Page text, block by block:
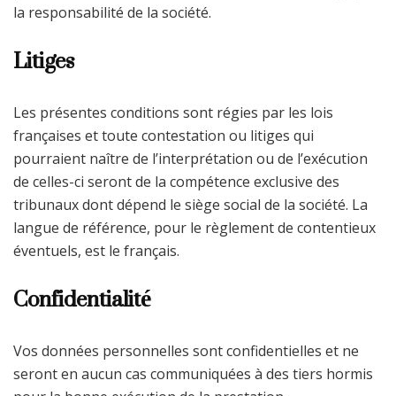
la responsabilité de la société.
Litiges
Les présentes conditions sont régies par les lois
françaises et toute contestation ou litiges qui
pourraient naître de l’interprétation ou de l’exécution
de celles-ci seront de la compétence exclusive des
tribunaux dont dépend le siège social de la société. La
langue de référence, pour le règlement de contentieux
éventuels, est le français.
Confidentialité
Vos données personnelles sont confidentielles et ne
seront en aucun cas communiquées à des tiers hormis